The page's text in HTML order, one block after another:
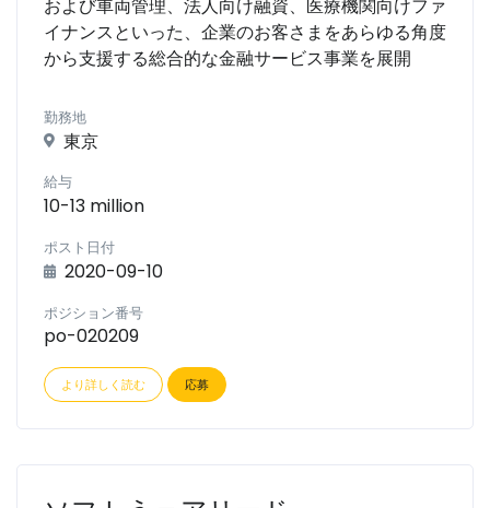
および車両管理、法人向け融資、医療機関向けファ
イナンスといった、企業のお客さまをあらゆる角度
から支援する総合的な金融サービス事業を展開
勤務地
東京
給与
10-13 million
ポスト日付
2020-09-10
ポジション番号
po-020209
より詳しく読む 応募